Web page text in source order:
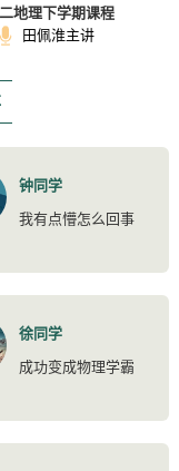
地理下学期课程
田佩淮主讲
钟同学
我有点懵怎么回事
徐同学
成功变成物理学霸